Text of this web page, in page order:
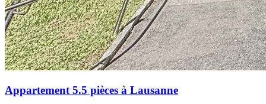
Appartement 5.5 pièces à Lausanne